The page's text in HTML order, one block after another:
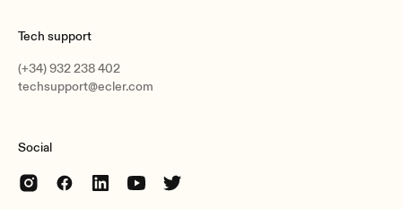
Tech support
(+34) 932 238 402
techsupport@ecler.com
Social